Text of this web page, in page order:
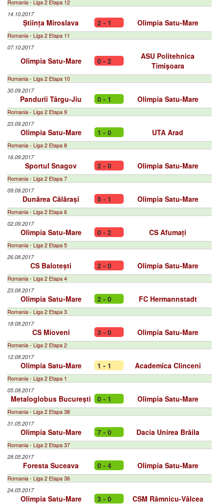
Romania - Liga 2 Etapa 12
14.10.2017
Știința Miroslava 2 - 1 Olimpia Satu-Mare
Romania - Liga 2 Etapa 11
07.10.2017
Olimpia Satu-Mare 0 - 2
ASU Politehnica
Timişoara
Romania - Liga 2 Etapa 10
30.09.2017
Pandurii Târgu-Jiu 0 - 1 Olimpia Satu-Mare
Romania - Liga 2 Etapa 9
23.09.2017
Olimpia Satu-Mare 1 - 0 UTA Arad
Romania - Liga 2 Etapa 8
16.09.2017
Sportul Snagov 2 - 0 Olimpia Satu-Mare
Romania - Liga 2 Etapa 7
09.09.2017
Dunărea Călărași 5 - 1 Olimpia Satu-Mare
Romania - Liga 2 Etapa 6
02.09.2017
Olimpia Satu-Mare 0 - 2 CS Afumați
Romania - Liga 2 Etapa 5
26.08.2017
CS Balotești 2 - 0 Olimpia Satu-Mare
Romania - Liga 2 Etapa 4
23.08.2017
Olimpia Satu-Mare 2 - 0 FC Hermannstadt
Romania - Liga 2 Etapa 3
18.08.2017
CS Mioveni 3 - 0 Olimpia Satu-Mare
Romania - Liga 2 Etapa 2
12.08.2017
Olimpia Satu-Mare 1 - 1 Academica Clinceni
Romania - Liga 2 Etapa 1
05.08.2017
Metaloglobus București 0 - 1 Olimpia Satu-Mare
Romania - Liga 2 Etapa 38
31.05.2017
Olimpia Satu-Mare 7 - 0 Dacia Unirea Brăila
Romania - Liga 2 Etapa 37
28.05.2017
Foresta Suceava 0 - 4 Olimpia Satu-Mare
Romania - Liga 2 Etapa 36
24.05.2017
Olimpia Satu-Mare 3 - 0 CSM Râmnicu-Vâlcea